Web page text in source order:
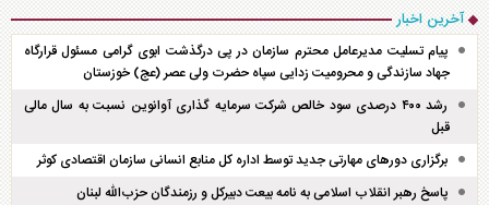
آخرین اخبار
پیام تسلیت مدیرعامل محترم سازمان در پی درگذشت ابوی گرامی مسئول قرارگاه
جهاد سازندگی و محرومیت زدایی سپاه حضرت ولی عصر (عج) خوزستان
رشد ۴۰۰ درصدی سود خالص شرکت سرمایه گذاری آوانوین نسبت به سال مالی
قبل
برگزاری دور‌های مهارتی جدید توسط اداره کل منابع انسانی سازمان اقتصادی کوثر
پاسخ رهبر انقلاب اسلامی به نامه بیعت دبیرکل و رزمندگان حزب‌الله لبنان